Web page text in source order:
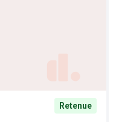
Retenue